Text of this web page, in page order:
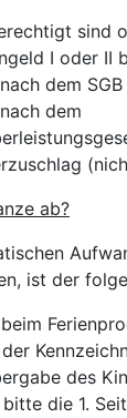
sind
I oder II
dem SGB
dem
ab?
ist der
des
die 1.